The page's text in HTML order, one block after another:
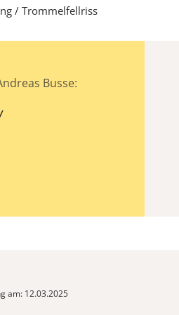
/ Trommelfellriss
Busse:
am: 12.03.2025